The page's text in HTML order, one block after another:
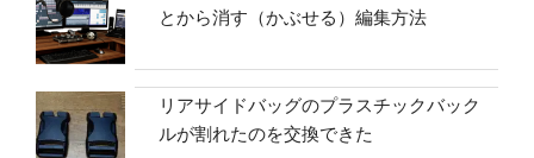
とから消す（かぶせる）編集方法
リアサイドバッグのプラスチックバック
ルが割れたのを交換できた